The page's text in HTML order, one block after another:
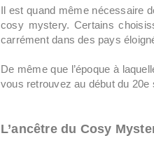
Il est quand même nécessaire
cosy mystery. Certains
carrément dans des pays
De même que l’époque à
vous retrouvez au début du 20e
L’ancêtre du Cosy